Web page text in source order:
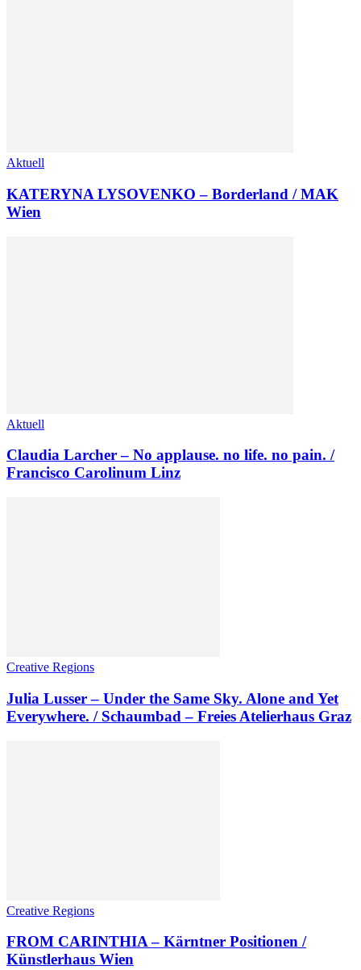
Aktuell
KATERYNA LYSOVENKO – Borderland / MAK
Wien
Aktuell
Claudia Larcher – No applause. no life. no pain. /
Francisco Carolinum Linz
Creative Regions
Julia Lusser – Under the Same Sky. Alone and Yet
Everywhere. / Schaumbad – Freies Atelierhaus Graz
Creative Regions
FROM CARINTHIA – Kärntner Positionen /
Künstlerhaus Wien